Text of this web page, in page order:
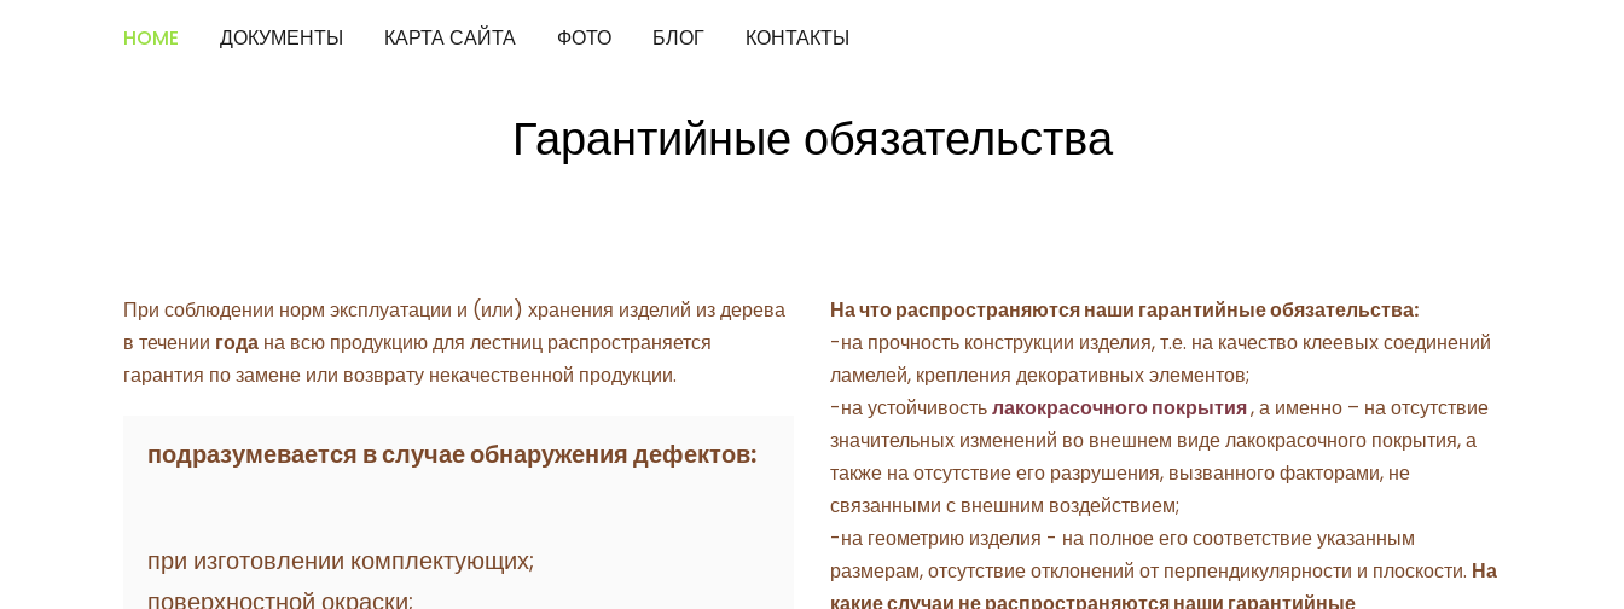
HOME ДОКУМЕНТЫ КАРТА САЙТА ФОТО БЛОГ КОНТАКТЫ
Гарантийные обязательства
При соблюдении норм эксплуатации и (или) хранения изделий из дерева
в течении года на всю продукцию для лестниц распространяется
гарантия по замене или возврату некачественной продукции.
подразумевается в случае обнаружения дефектов:
при изготовлении комплектующих;
поверхностной окраски;
На что распространяются наши гарантийные обязательства:
-на прочность конструкции изделия, т.е. на качество клеевых соединений
ламелей, крепления декоративных элементов;
-на устойчивостьлакокрасочного покрытия, а именно – на отсутствие
значительных изменений во внешнем виде лакокрасочного покрытия, а
также на отсутствие его разрушения, вызванного факторами, не
связанными с внешним воздействием;
-на геометрию изделия - на полное его соответствие указанным
размерам, отсутствие отклонений от перпендикулярности и плоскости. На